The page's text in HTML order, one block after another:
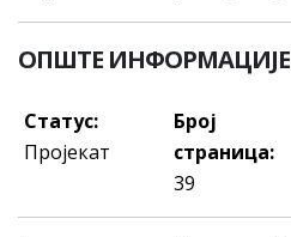
ОПШТЕ ИНФОРМАЦИЈЕ
Статус:
Пројекат
Број
страница:
39